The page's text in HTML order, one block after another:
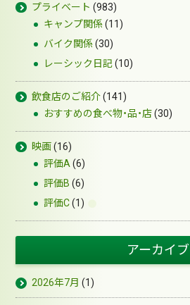
プライベート (983)
キャンプ関係(11)
バイク関係(30)
レーシック日記(10)
飲食店のご紹介(141)
おすすめの食べ物・品・店(30)
映画(16)
評価A (6)
評価B (6)
評価C(1)
アーカイブ
2026年7月 (1)